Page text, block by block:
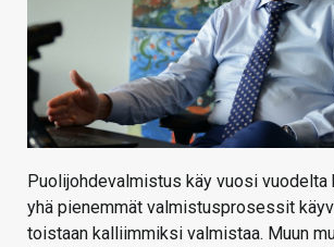
Puolijohdevalmistus käy vuosi vuodelta
yhä pienemmät valmistusprosessit
toistaan kalliimmiksi valmistaa. Muun